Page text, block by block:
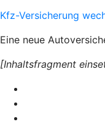
Kfz-Versicherung
Eine neue
[Inhaltsfragment